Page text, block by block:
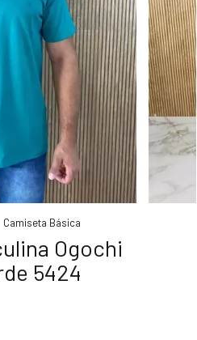
Camiseta Básica
Ogochi
5424